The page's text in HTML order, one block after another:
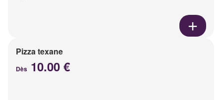
Pizza texane
Dès 10.00 €